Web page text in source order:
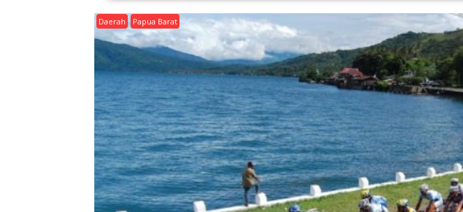
Daerah Papua Barat